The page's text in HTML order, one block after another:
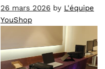
26 mars 2026 by L'équipe
YouShop